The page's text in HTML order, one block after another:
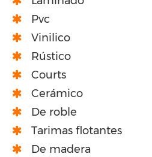
Pvc
Vinilico
Rústico
Courts
Cerámico
De roble
Tarimas flotantes
De madera